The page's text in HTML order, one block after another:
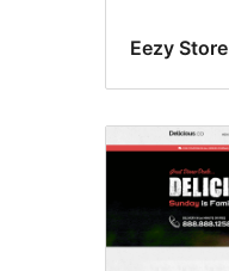
Eezy Store